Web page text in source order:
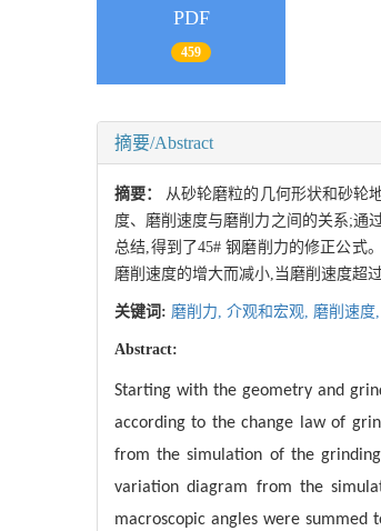
PDF
459
摘要/Abstract
摘要： 从砂轮磨粒的几何形状和砂轮
度、磨削速度与磨削力之间的关系;通
总结,得到了45# 钢磨削力的修正公式
磨削速度的增大而减小,当磨削速度超
关键词: 磨削力, 介观和宏观, 磨削速度,
Abstract:
Starting with the geometry and
according to the change law of
from the simulation of the
variation diagram from the
macroscopic angles were